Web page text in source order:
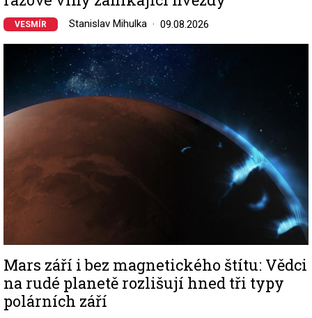
VESMÍR Stanislav Mihulka 09.08.2026
Image
Mars září i bez magnetického štítu: Vědci
na rudé planetě rozlišují hned tři typy
polárních září